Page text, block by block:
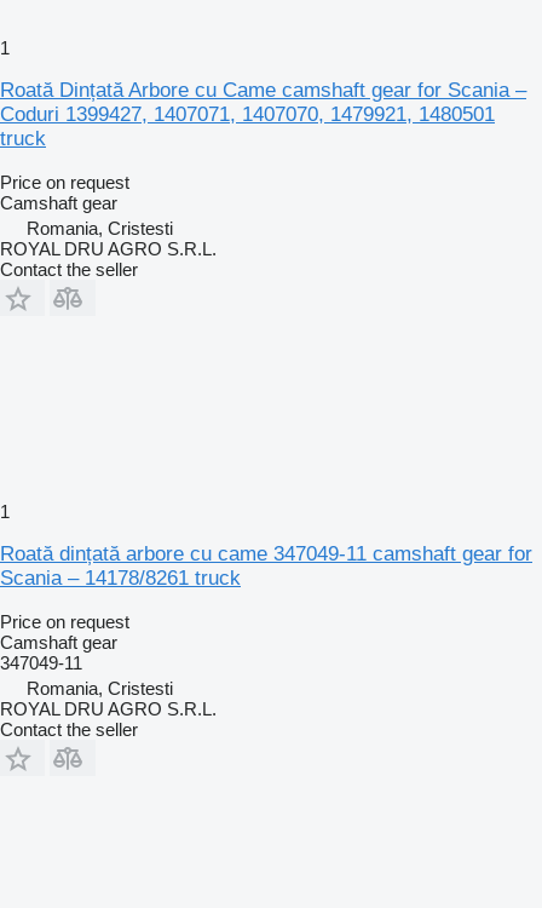
1
Roată Dințată Arbore cu Came camshaft gear for Scania –
Coduri 1399427, 1407071, 1407070, 1479921, 1480501
truck
Price on request
Camshaft gear
Romania, Cristesti
ROYAL DRU AGRO S.R.L.
Contact the seller
1
Roată dințată arbore cu came 347049-11 camshaft gear for
Scania – 14178/8261 truck
Price on request
Camshaft gear
347049-11
Romania, Cristesti
ROYAL DRU AGRO S.R.L.
Contact the seller